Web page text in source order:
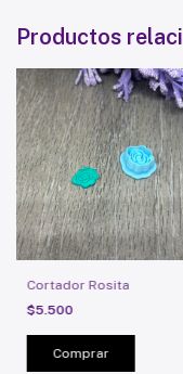
Productos
Cortador Rosita
$5.500